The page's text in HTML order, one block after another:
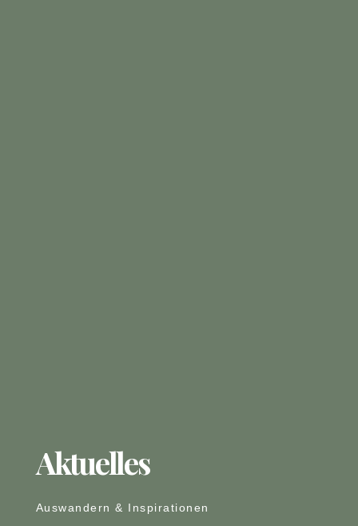
Aktuelles
Auswandern & Inspirationen